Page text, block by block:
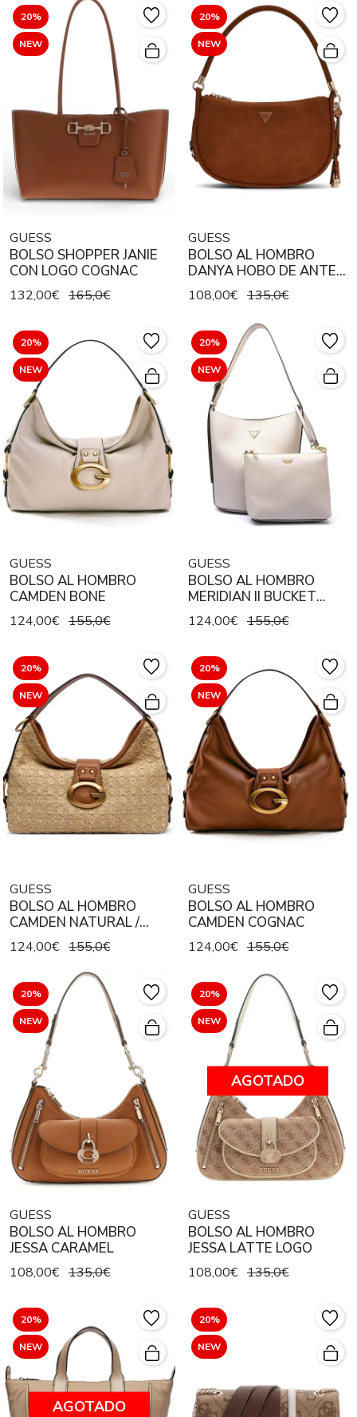
20%
NEW
GUESS
BOLSO SHOPPER JANIE
CON LOGO COGNAC
132,00€ 165,0€
20%
NEW
GUESS
BOLSO AL HOMBRO
DANYA HOBO DE ANTE
COGNAC
108,00€ 135,0€
20%
NEW
GUESS
BOLSO AL HOMBRO
CAMDEN BONE
124,00€ 155,0€
20%
NEW
GUESS
BOLSO AL HOMBRO
MERIDIAN II BUCKET
IVORY
124,00€ 155,0€
20%
NEW
GUESS
BOLSO AL HOMBRO
CAMDEN NATURAL /
COGNAC
124,00€ 155,0€
20%
NEW
GUESS
BOLSO AL HOMBRO
CAMDEN COGNAC
124,00€ 155,0€
20%
NEW
GUESS
BOLSO AL HOMBRO
JESSA CARAMEL
108,00€ 135,0€
20%
NEW
AGOTADO
GUESS
BOLSO AL HOMBRO
JESSA LATTE LOGO
108,00€ 135,0€
20%
NEW
AGOTADO
20%
NEW